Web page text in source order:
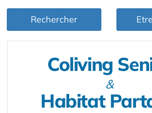
Rechercher
Coliving
&
Habitat